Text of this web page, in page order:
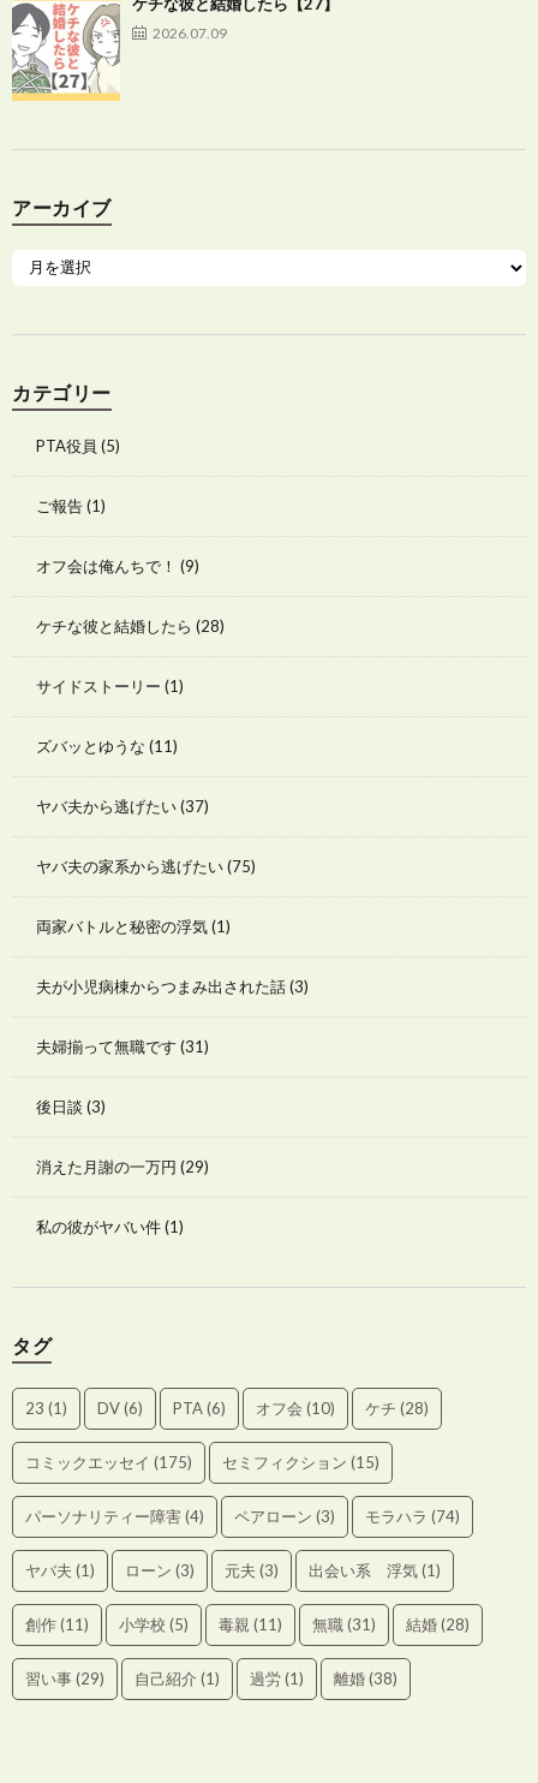
2026.07.09
アーカイブ
カテゴリー
PTA役員 (5)
ご報告(1)
オフ会は俺んちで！ (9)
ケチな彼と結婚したら (28)
サイドストーリー (1)
ズバッとゆうな (11)
ヤバ夫から逃げたい(37)
ヤバ夫の家系から逃げたい(75)
両家バトルと秘密の浮気(1)
夫が小児病棟からつまみ出された話(3)
夫婦揃って無職です (31)
後日談 (3)
消えた月謝の一万円 (29)
私の彼がヤバい件(1)
タグ
23 (1) DV(6) PTA(6) オフ会 (10) ケチ (28)
コミックエッセイ (175) セミフィクション (15)
パーソナリティー障害(4) ペアローン (3) モラハラ (74)
ヤバ夫 (1) ローン (3) 元夫 (3) 出会い系 浮気(1)
創作(11) 小学校 (5) 毒親 (11) 無職(31) 結婚(28)
習い事(29) 自己紹介 (1) 過労(1) 離婚(38)